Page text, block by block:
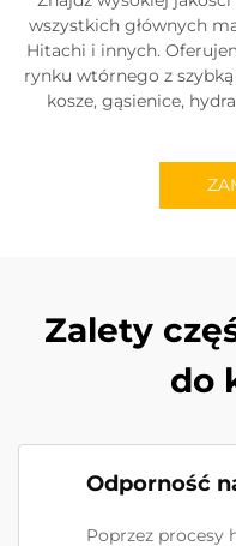
wszystkich głównych
Hitachi i innych.
rynku wtórnego z
kosze, gąsienice,
Zalety
do
Odporność
Poprzez procesy